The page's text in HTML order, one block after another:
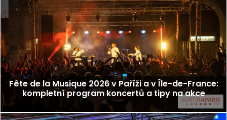
Fête de la Musique 2026 v Paříži a v Île-de-France:
kompletní program koncertů a tipy na akce